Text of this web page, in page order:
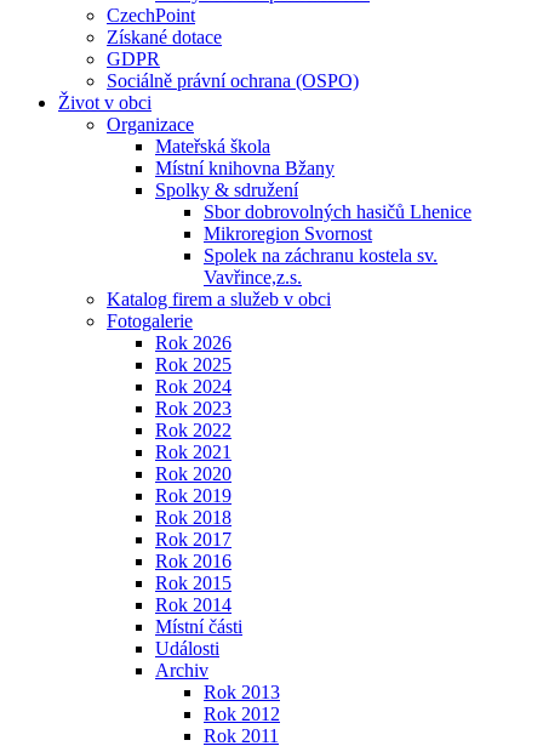
CzechPoint
Získané dotace
GDPR
Sociálně právní ochrana (OSPO)
Život v obci
Organizace
Mateřská škola
Místní knihovna Bžany
Spolky & sdružení
Sbor dobrovolných hasičů Lhenice
Mikroregion Svornost
Spolek na záchranu kostela sv.
Vavřince,z.s.
Katalog firem a služeb v obci
Fotogalerie
Rok 2026
Rok 2025
Rok 2024
Rok 2023
Rok 2022
Rok 2021
Rok 2020
Rok 2019
Rok 2018
Rok 2017
Rok 2016
Rok 2015
Rok 2014
Místní části
Události
Archiv
Rok 2013
Rok 2012
Rok 2011